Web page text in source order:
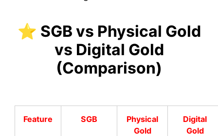
⭐ SGB vs Physical Gold
vs Digital Gold
(Comparison)
Feature SGB
Physical
Gold
Digital
Gold